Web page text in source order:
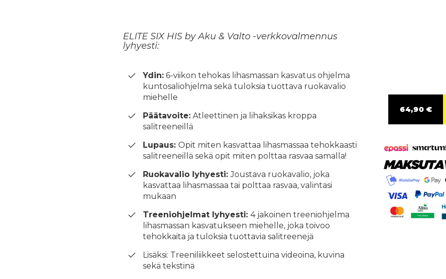
ELITE SIX HIS by Aku & Valto -verkkovalmennus
lyhyesti:
Ydin: 6-viikon tehokas lihasmassan kasvatus ohjelma
kuntosaliohjelma sekä tuloksia tuottava ruokavalio
miehelle
Päätavoite: Atleettinen ja lihaksikas kroppa
salitreeneillä
Lupaus: Opit miten kasvattaa lihasmassaa tehokkaasti
salitreeneillä sekä opit miten polttaa rasvaa samalla!
Ruokavalio lyhyesti:Joustava ruokavalio, joka
kasvattaa lihasmassaa tai polttaa rasvaa, valintasi
mukaan
Treeniohjelmat lyhyesti: 4 jakoinen treeniohjelma
lihasmassan kasvatukseen miehelle, joka toivoo
tehokkaita ja tuloksia tuottavia salitreenejä
Lisäksi: Treeniliikkeet selostettuina videoina, kuvina
sekä tekstinä
64,90 €